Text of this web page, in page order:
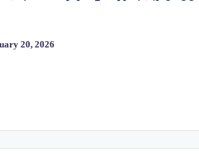
20, 2026